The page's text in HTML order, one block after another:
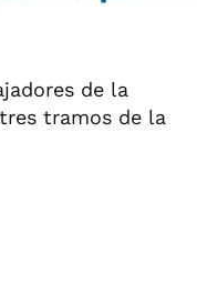
de la
tramos de la